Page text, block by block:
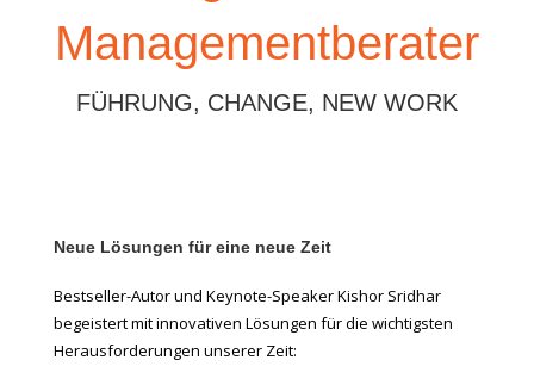
Managementberater
FÜHRUNG, CHANGE, NEW WORK
Neue Lösungen für eine neue Zeit
Bestseller-Autor und Keynote-Speaker Kishor Sridhar
begeistert mit innovativen Lösungen für die wichtigsten
Herausforderungen unserer Zeit: